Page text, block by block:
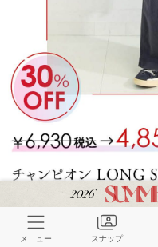
メニュー スナップ